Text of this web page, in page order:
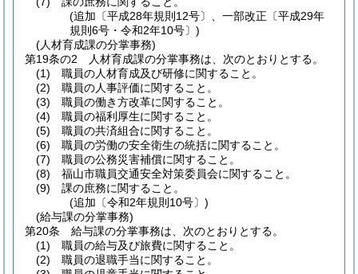
(追加〔平成28年規則12号〕、一部改正〔平成29年
規則6号・令和2年10号〕)
(人材育成課の分掌事務)
第19条の2
人材育成課の分掌事務は、次のとおりとする。
(1)
職員の人材育成及び研修に関すること。
(2)
職員の人事評価に関すること。
(3)
職員の働き方改革に関すること。
(4)
職員の福利厚生に関すること。
(5)
職員の共済組合に関すること。
(6)
職員の労働の安全衛生の統括に関すること。
(7)
職員の公務災害補償に関すること。
(8)
福山市職員交通安全対策委員会に関すること。
(9)
課の庶務に関すること。
(追加〔令和2年規則10号〕)
(給与課の分掌事務)
第20条
給与課の分掌事務は、次のとおりとする。
(1)
職員の給与及び旅費に関すること。
(2)
職員の退職手当に関すること。